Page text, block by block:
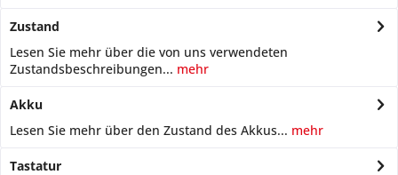
Zustand
Lesen Sie mehr über die von uns verwendeten
Zustandsbeschreibungen... mehr
Akku
Lesen Sie mehr über den Zustand des Akkus... mehr
Tastatur